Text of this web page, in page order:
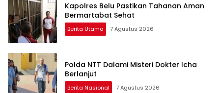
Kapolres Belu Pastikan Tahanan Aman
Bermartabat Sehat
Berita Utama 7 Agustus 2026
Polda NTT Dalami Misteri Dokter Icha
Berlanjut
Berita Nasional 7 Agustus 2026